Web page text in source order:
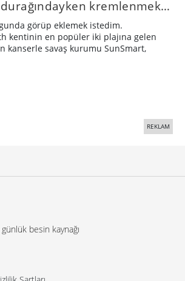
kremlenmek…
görüp eklemek istedim.
kentinin en popüler iki plajına gelen
kanserle savaş kurumu SunSmart,
REKLAM
besin kaynağı